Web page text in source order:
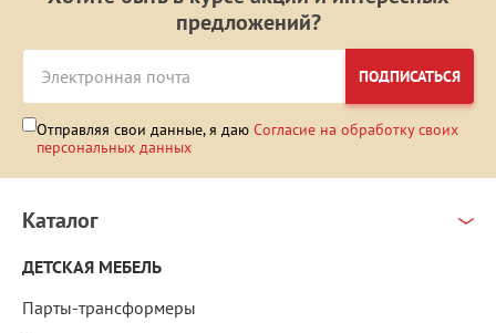
предложений?
ПОДПИСАТЬСЯ
Отправляя свои данные, я даю Согласие на обработку своих
персональных данных
Каталог
ДЕТСКАЯ МЕБЕЛЬ
Парты-трансформеры